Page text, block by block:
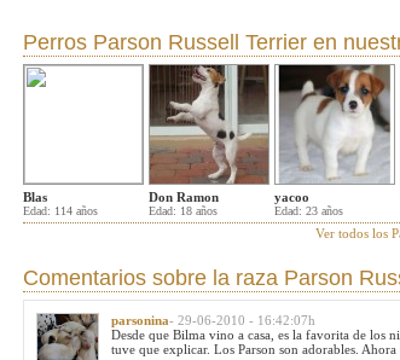
Perros Parson Russell Terrier en
Blas
Edad: 114 años
Don Ramon
Edad: 18 años
yacoo
Edad: 23 años
Ver todos los
Comentarios sobre la raza Parson
parsonina- 29-06-2010 - 16:42:07h
Desde que Bilma vino a casa, es la favorita de los
tuve que explicar. Los Parson son adorables.